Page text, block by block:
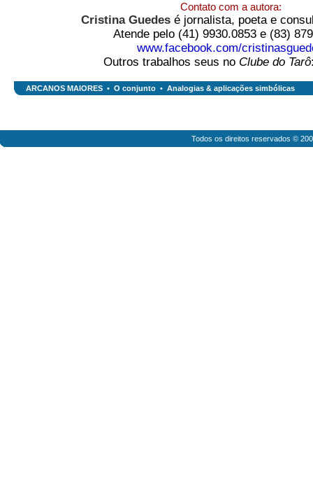
Contato com a autora:
Cristina Guedes é jornalista, poeta e
Atende pelo (41) 9930.0853 e (83)
www.facebook.com/
Outros trabalhos seus no Clube do Tarô
ARCANOS MAIORES • O conjunto • Analogias & aplicações simbólicas
Todos os direitos reservados ©